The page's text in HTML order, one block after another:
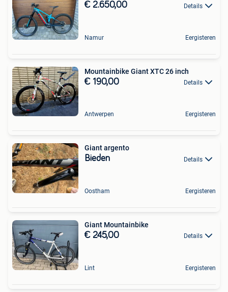
€ 2.650,00 Details
Namur Eergisteren
Mountainbike Giant XTC 26 inch
€ 190,00 Details
Antwerpen Eergisteren
Giant argento
Bieden Details
Oostham Eergisteren
Giant Mountainbike
€ 245,00 Details
Lint Eergisteren